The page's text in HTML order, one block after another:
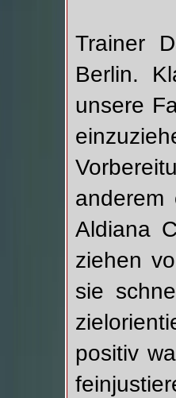
Trainer
Berlin.
unsere
anderem
Aldiana
ziehen
sie
positiv